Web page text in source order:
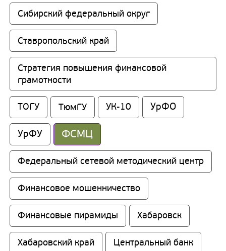
Сибирский федеральный округ
Ставропольский край
Стратегия повышения финансовой
грамотности
ТОГУ ТюмГУ УК-10 УрФО
УрФУ ФСМЦ
Федеральный сетевой методический центр
Финансовое мошенничество
Финансовые пирамиды Хабаровск
Хабаровский край Центральный банк